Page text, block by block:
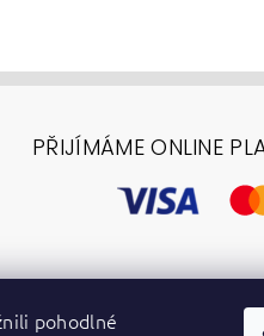
PŘIJÍMÁME ONLINE
pohodlné